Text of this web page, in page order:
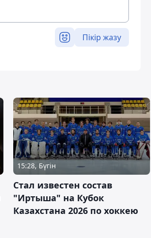
Пікір жазу
15:28, Бүгін
Стал известен состав
"Иртыша" на Кубок
Казахстана 2026 по хоккею